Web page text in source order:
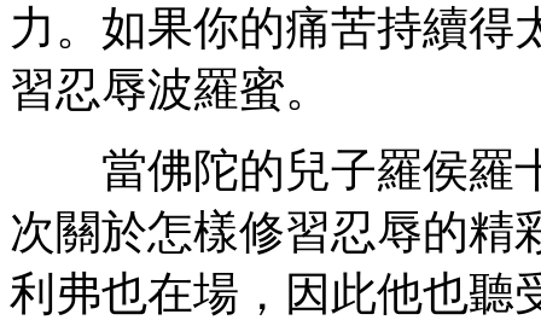
力。如果你的痛苦持續得
習忍辱波羅蜜。
當佛陀的兒子羅侯羅
次關於怎樣修習忍辱的精
利弗也在場，因此他也聽